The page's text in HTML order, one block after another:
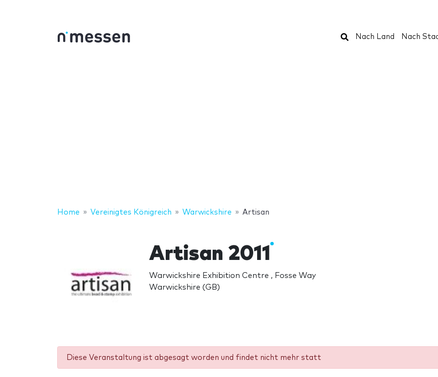
Suchen
Nach Land Nach
Home Vereinigtes Königreich Warwickshire Artisan
Artisan 2011
Warwickshire Exhibition Centre , Fosse Way
Warwickshire (GB)
Diese Veranstaltung ist abgesagt worden und findet nicht mehr statt